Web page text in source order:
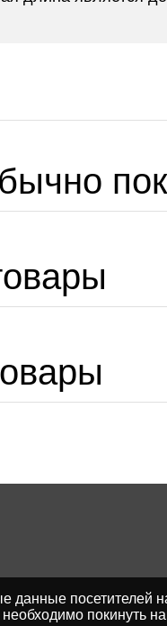
посетителей
покинуть